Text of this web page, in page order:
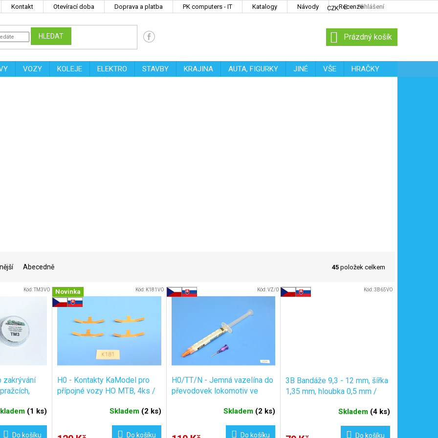
Kontakt Otevírací doba Doprava a platba PK computers - IT Katalogy Návody Recenze
CZK Přihlášení
HLEDAT
NÁKUPNÍ
KOŠÍK
Prázdný košík
VOZY KOLEJE ELEKTRO STAVBY KRAJINA AUTA, FIGURKY JINÉ VŠE
HRAČKY
Abecedně 45 položek celkem
zakrývání
(1 ks)
Do košíku
Kód:TM3VO Novinka
H0 - Kontakty KaModel pro
přípojné vozy HO MTB, 4ks /
Skladem (2 ks)
Do košíku
Kód: K181VO
H0/TT/N - Jemná vazelína do
převodovek lokomotiv ve
Skladem (2 ks)
Do košíku
Kód:VZ/0
3B Bandáže 9,3 - 12 mm, šířka
1,35 mm, hloubka 0,5 mm /
Skladem (4 ks)
Do košíku
Kód:3B65VO